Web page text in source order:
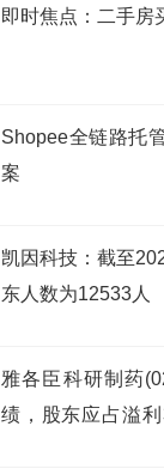
即时焦点：二手房
Shopee全链路托
案​
凯因科技：截至
东人数为12533人
雅各臣科研制药
绩，股东应占溢